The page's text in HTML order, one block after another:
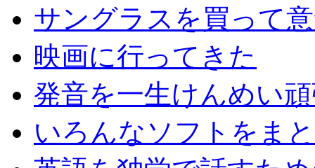
サングラスを買って
映画に行ってきた
発音を一生けんめい
いろんなソフトをま